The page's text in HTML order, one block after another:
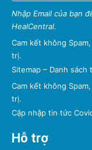
Nhập Email của bạn
HealCentral.
Cam kết không
trị.
Sitemap – Danh sách
Cam kết không
trị.
Cập nhập tin tức
Hỗ trợ